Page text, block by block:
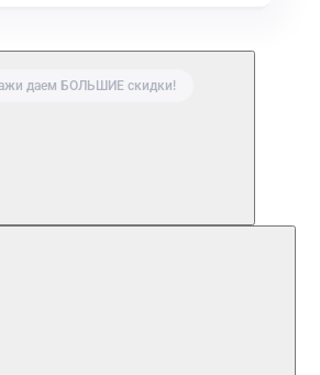
даем БОЛЬШИЕ скидки!